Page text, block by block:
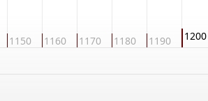
1150 1160 1170 1180 1190 1200